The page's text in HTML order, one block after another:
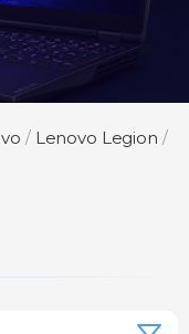
/ Lenovo Legion /